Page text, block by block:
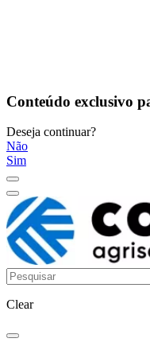
Conteúdo exclusivo
Deseja continuar?
Não
Sim
Clear